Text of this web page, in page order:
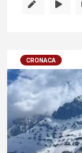
CRONACA